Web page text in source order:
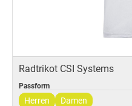
Radtrikot CSI Systems
Passform
Herren Damen